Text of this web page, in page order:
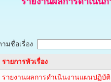
ามชื่อเรื่อง
รายการหัวเรื่อง
รายงานผลการดำเนินงานแผนปฏิบั